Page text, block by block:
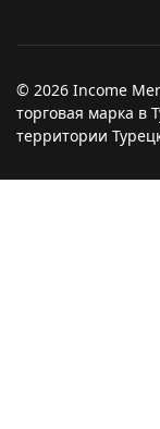
© 2026 Income
торговая марка в
территории